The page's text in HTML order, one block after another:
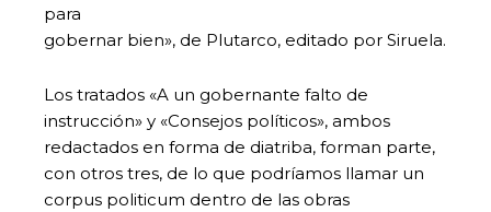
para
gobernar bien», de Plutarco, editado por Siruela.
Los tratados «A un gobernante falto de
instrucción» y «Consejos políticos», ambos
redactados en forma de diatriba, forman parte,
con otros tres, de lo que podríamos llamar un
corpus politicum dentro de las obras